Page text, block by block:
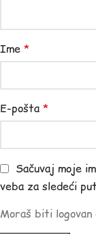
Ime *
E-pošta *
Sačuvaj moje
veba za sledeći
Moraš biti logovan